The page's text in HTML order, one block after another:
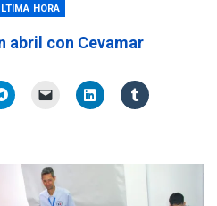
HORA
abril con Cevamar